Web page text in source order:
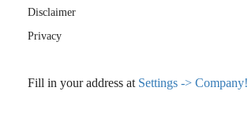
Disclaimer
Privacy
Fill in your address at Settings -> Company!